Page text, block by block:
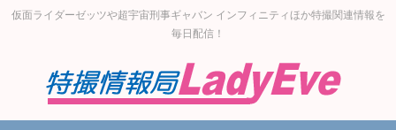
仮面ライダーゼッツや超宇宙刑事ギャバン インフィニティほか特撮関連情報を
毎日配信！